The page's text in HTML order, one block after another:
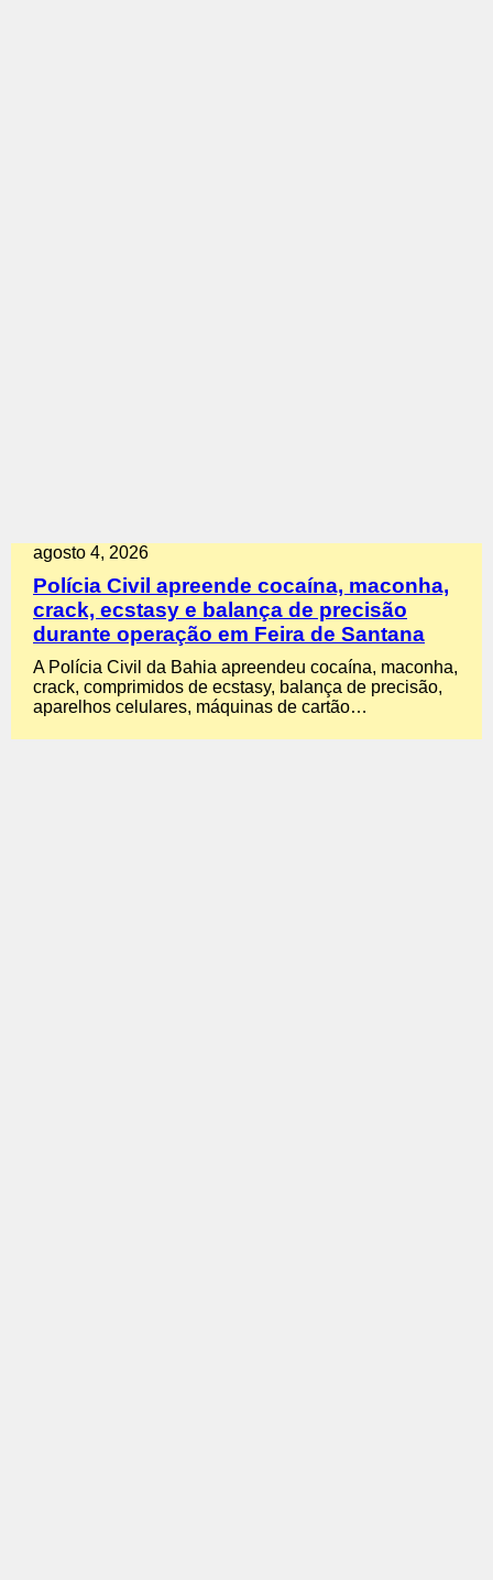
agosto 4, 2026
Polícia Civil apreende cocaína, maconha,
crack, ecstasy e balança de precisão
durante operação em Feira de Santana
A Polícia Civil da Bahia apreendeu cocaína, maconha,
crack, comprimidos de ecstasy, balança de precisão,
aparelhos celulares, máquinas de cartão…